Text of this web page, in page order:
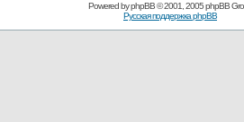
Powered byphpBB© 2001, 2005 phpBB
Русская поддержка phpBB